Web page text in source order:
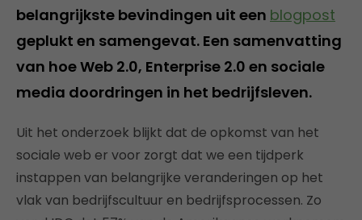
belangrijkste bevindingen uit een blogpost
geplukt en samengevat. Een samenvatting
van hoe Web 2.0, Enterprise 2.0 en sociale
media doordringen in het bedrijfsleven.
Uit het onderzoek blijkt dat de opkomst van het
sociale web er voor zorgt dat we een tijdperk
instappen van belangrijke veranderingen op het
vlak van bedrijfscultuur en bedrijfsprocessen. Zo